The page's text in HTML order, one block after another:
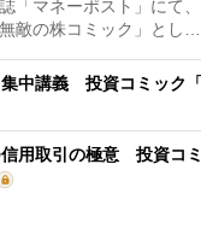
「マネーポスト」にて
敵の株コミック」とし…
中講義 投資コミック「
用取引の極意 投資コ